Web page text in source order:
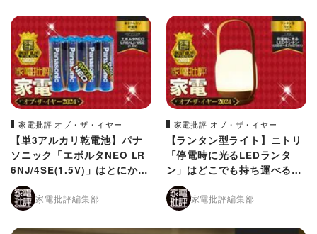
家電批評 オブ・ザ・イヤー
【単3アルカリ乾電池】パナ
ソニック「エボルタNEO LR
6NJ/4SE(1.5V)」はとにかく
長持ち【家電批評2024年ベス
トバイ】家電批評編集部
家電批評 オブ・ザ・イヤー
【ランタン型ライト】ニトリ
「停電時に光るLEDランタ
ン」はどこでも持ち運べるオ
シャレ照明！【家電批評2024
年ベストバイ】
家電批評編集部